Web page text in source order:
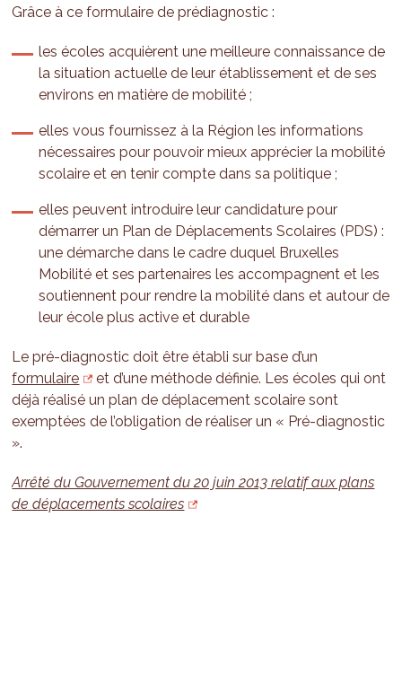
Grâce à ce formulaire de prédiagnostic :
les écoles acquièrent une meilleure connaissance de
la situation actuelle de leur établissement et de ses
environs en matière de mobilité ;
elles vous fournissez à la Région les informations
nécessaires pour pouvoir mieux apprécier la mobilité
scolaire et en tenir compte dans sa politique ;
elles peuvent introduire leur candidature pour
démarrer un Plan de Déplacements Scolaires (PDS) :
une démarche dans le cadre duquel Bruxelles
Mobilité et ses partenaires les accompagnent et les
soutiennent pour rendre la mobilité dans et autour de
leur école plus active et durable
Le pré-diagnostic doit être établi sur base d’un
formulaire
et d’une méthode définie. Les écoles qui ont
déjà réalisé un plan de déplacement scolaire sont
exemptées de l’obligation de réaliser un « Pré-diagnostic
».
Arrêté du Gouvernement du 20 juin 2013 relatif aux plans
de déplacements scolaires